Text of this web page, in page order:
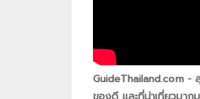
GuideThailand.com